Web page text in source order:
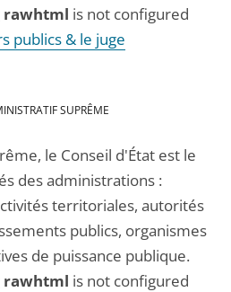
rawhtml is not configured
publics & le juge
SUPRÊME
le Conseil d'État est le
des administrations :
territoriales, autorités
publics, organismes
de puissance publique.
rawhtml is not configured